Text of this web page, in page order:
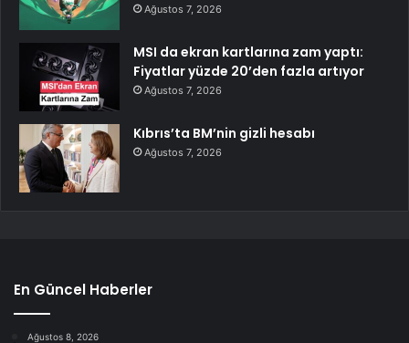
Ağustos 7, 2026
MSI da ekran kartlarına zam yaptı:
Fiyatlar yüzde 20’den fazla artıyor
Ağustos 7, 2026
Kıbrıs’ta BM’nin gizli hesabı
Ağustos 7, 2026
En Güncel Haberler
Ağustos 8, 2026